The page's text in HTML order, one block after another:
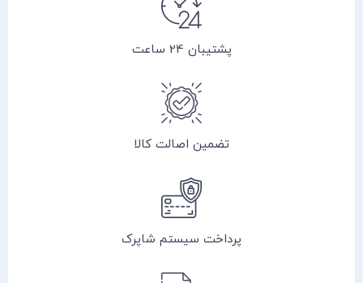
پشتیبان 24 ساعت
تضمین اصالت کالا
پرداخت سیستم شاپرک